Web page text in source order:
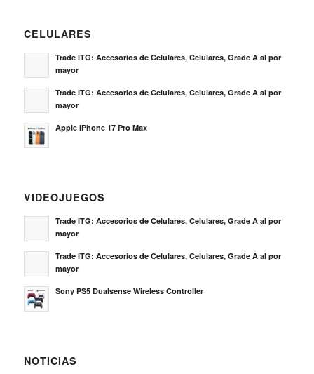
CELULARES
Trade ITG: Accesorios de Celulares, Celulares, Grade A al por
mayor
Trade ITG: Accesorios de Celulares, Celulares, Grade A al por
mayor
Apple iPhone 17 Pro Max
VIDEOJUEGOS
Trade ITG: Accesorios de Celulares, Celulares, Grade A al por
mayor
Trade ITG: Accesorios de Celulares, Celulares, Grade A al por
mayor
Sony PS5 Dualsense Wireless Controller
NOTICIAS